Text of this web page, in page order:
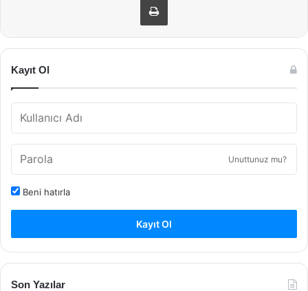
Kayıt Ol
Unuttunuz mu?
Beni hatırla
Kayıt Ol
Son Yazılar